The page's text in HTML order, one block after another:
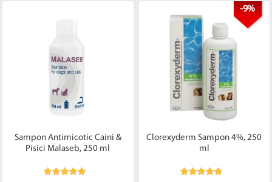
Sampon Antimicotic Caini &
Pisici Malaseb, 250 ml
-9%
Clorexyderm Sampon 4%, 250
ml